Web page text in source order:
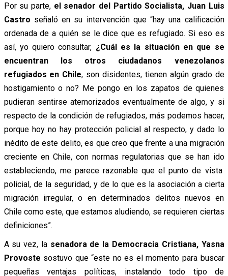
Por su parte, el senador del Partido Socialista, Juan Luis
Castro señaló en su intervención que “hay una calificación
ordenada de a quién se le dice que es refugiado. Si eso es
así, yo quiero consultar, ¿Cuál es la situación en que se
encuentran los otros ciudadanos venezolanos
refugiados en Chile, son disidentes, tienen algún grado de
hostigamiento o no? Me pongo en los zapatos de quienes
pudieran sentirse atemorizados eventualmente de algo, y si
respecto de la condición de refugiados, más podemos hacer,
porque hoy no hay protección policial al respecto, y dado lo
inédito de este delito, es que creo que frente a una migración
creciente en Chile, con normas regulatorias que se han ido
estableciendo, me parece razonable que el punto de vista
policial, de la seguridad, y de lo que es la asociación a cierta
migración irregular, o en determinados delitos nuevos en
Chile como este, que estamos aludiendo, se requieren ciertas
definiciones”.
A su vez, la senadora de la Democracia Cristiana, Yasna
Provoste sostuvo que “este no es el momento para buscar
pequeñas ventajas políticas, instalando todo tipo de